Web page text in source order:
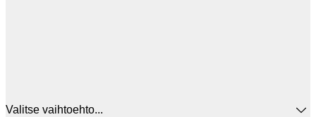
Valitse vaihtoehto...